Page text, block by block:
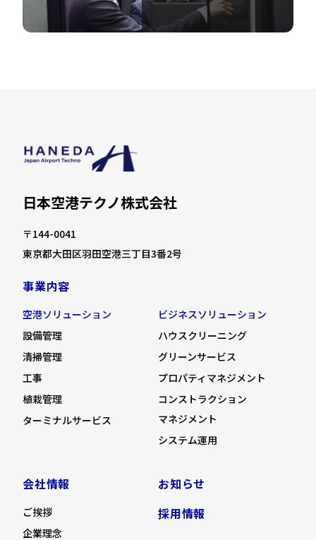
日本空港テクノ株式会社
〒144-0041
東京都大田区羽田空港三丁目3番2号
事業内容
空港ソリューション
設備管理
清掃管理
工事
植栽管理
ターミナルサービス
ビジネスソリューション
ハウスクリーニング
グリーンサービス
プロパティマネジメント
コンストラクション
マネジメント
システム運用
会社情報
ご挨拶
企業理念
お知らせ
採用情報